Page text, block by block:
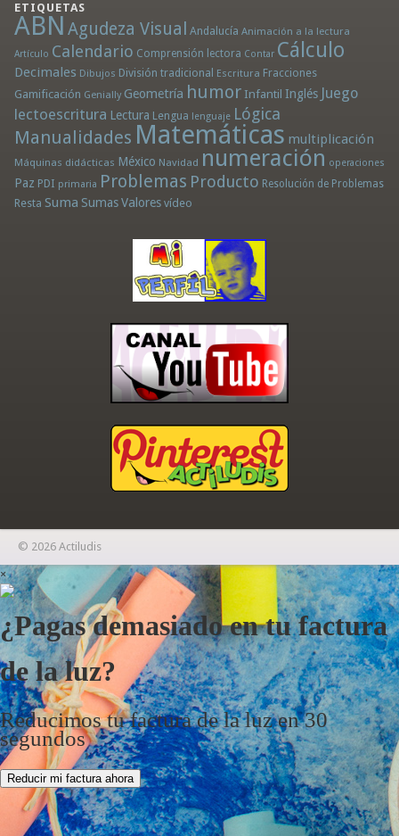
ETIQUETAS
ABN Agudeza Visual Andalucía Animación a la lectura
Artículo Calendario Comprensión lectora Contar Cálculo
Decimales Dibujos División tradicional Escritura Fracciones
Gamificación Genially Geometría humor Infantil Inglés Juego
lectoescritura Lectura Lengua lenguaje Lógica
Manualidades Matemáticas multiplicación
Máquinas didácticas México Navidad numeración operaciones
Paz PDI primaria Problemas Producto Resolución de Problemas
Resta Suma Sumas Valores vídeo
© 2026 Actiludis
×
¿Pagas demasiado en tu factura
de la luz?
Reducimos tu factura de la luz en 30
segundos
Reducir mi factura ahora